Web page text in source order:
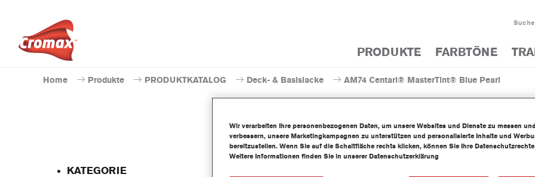
Suche
PRODUKTE FARBTÖNE
Home Produkte PRODUKTKATALOG Deck- & Basislacke AM74 Centari® MasterTint® Blue Pearl
KATEGORIE
AM74 Centari®
Wir verarbeiten Ihre personenbezogenen Daten, um unsere Websites und Dienste zu messen
verbessern, unsere Marketingkampagnen zu unterstützen und personalisierte Inhalte und
bereitzustellen. Wenn Sie auf die Schaltfläche rechts klicken, können Sie Ihre
Weitere Informationen finden Sie in unserer Datenschutzerklärung